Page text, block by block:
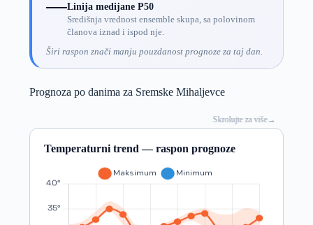
Linija medijane P50
Središnja vrednost ensemble skupa, sa polovinom
članova iznad i ispod nje.
Širi raspon znači manju pouzdanost prognoze za taj dan.
Prognoza po danima za Sremske Mihaljevce
Skrolujte za više→
Temperaturni trend — raspon prognoze